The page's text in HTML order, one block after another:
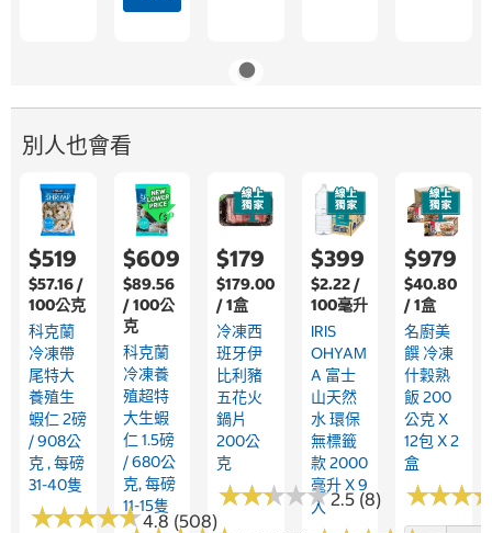
別人也會看
$519
$57.16 /
100公克
科克蘭
冷凍帶
尾特大
養殖生
蝦仁 2磅
/ 908公
克 , 每磅
31-40隻
★★★★★
★★★★★4.8 (508)
$609
$89.56
/ 100公
克
科克蘭
冷凍養
殖超特
大生蝦
仁 1.5磅
/ 680公
克, 每磅
11-15隻
$179
$179.00
/ 1盒
冷凍西
班牙伊
比利豬
五花火
鍋片
200公
克
★★★★★
★★★★★2.5 (8)
$399
$2.22 /
100毫升
IRIS
OHYAM
A 富士
山天然
水 環保
無標籤
款 2000
毫升 X 9
入
$979
$40.80
/ 1盒
名廚美
饌 冷凍
什穀熟
飯 200
公克 X
12包 X 2
盒
★★★
★★★